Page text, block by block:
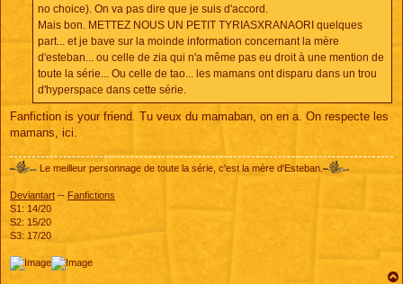
no choice). On va pas dire que je suis d'accord.
Mais bon. METTEZ NOUS UN PETIT TYRIASXRANAORI quelques
part... et je bave sur la moinde information concernant la mère
d'esteban... ou celle de zia qui n'a même pas eu droit à une mention de
toute la série... Ou celle de tao... les mamans ont disparu dans un trou
d'hyperspace dans cette série.
Fanfiction is your friend. Tu veux du mamaban, on en a. On respecte les
mamans, ici.
Le meilleur personnage de toute la série, c'est la mère d'Esteban.
Deviantart -- Fanfictions
S1: 14/20
S2: 15/20
S3: 17/20